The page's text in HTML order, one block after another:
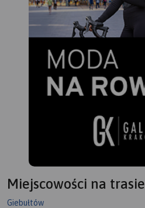
Miejscowości na trasie
Giebułtów